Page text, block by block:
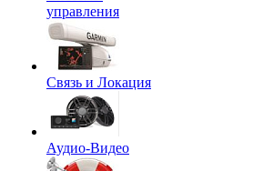
управления
Связь и Локация
Аудио-Видео